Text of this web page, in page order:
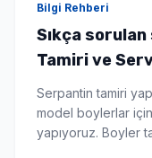
Bilgi Rehberi
Sıkça
Tamiri ve
Serpantin tamiri
model boylerlar
yapıyoruz. Boyler